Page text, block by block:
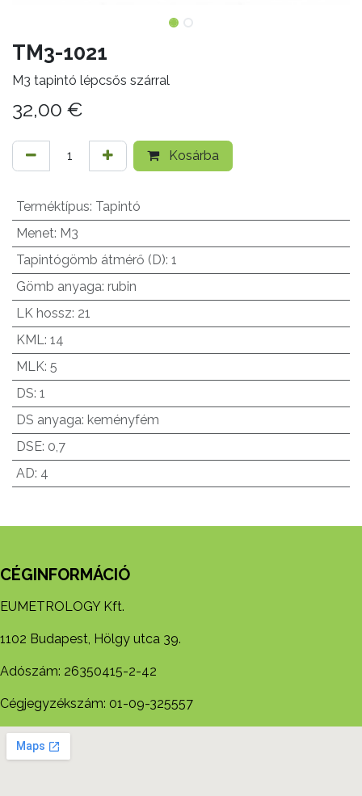
TM3-1021
M3 tapintó lépcsős szárral
32,00 €
Kosárba
Terméktípus: Tapintó
Menet: M3
Tapintógömb átmérő (D): 1
Gömb anyaga: rubin
LK hossz: 21
KML: 14
MLK: 5
DS: 1
DS anyaga: keményfém
DSE: 0,7
AD: 4
CÉGINFORMÁCIÓ
EUMETROLOGY Kft.
1102 Budapest, Hölgy utca 39.
Adószám: 26350415-2-42
Cégjegyzékszám: 01-09-325557